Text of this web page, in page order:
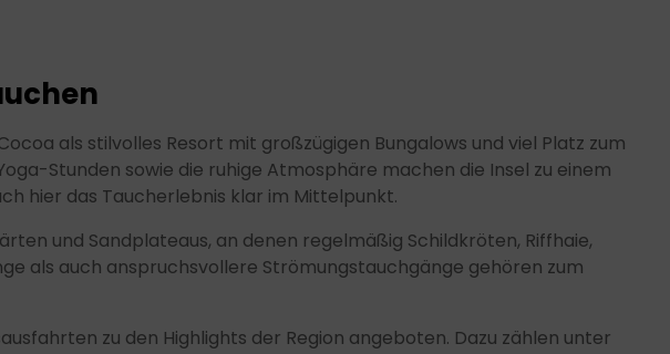
als stilvolles Resort mit großzügigen Bungalows und viel Platz zum
Stunden sowie die ruhige Atmosphäre machen die Insel zu einem
hier das Taucherlebnis klar im Mittelpunkt.
und Sandplateaus, an denen regelmäßig Schildkröten, Riffhaie,
als auch anspruchsvollere Strömungstauchgänge gehören zum
zu den Highlights der Region angeboten. Dazu zählen unter